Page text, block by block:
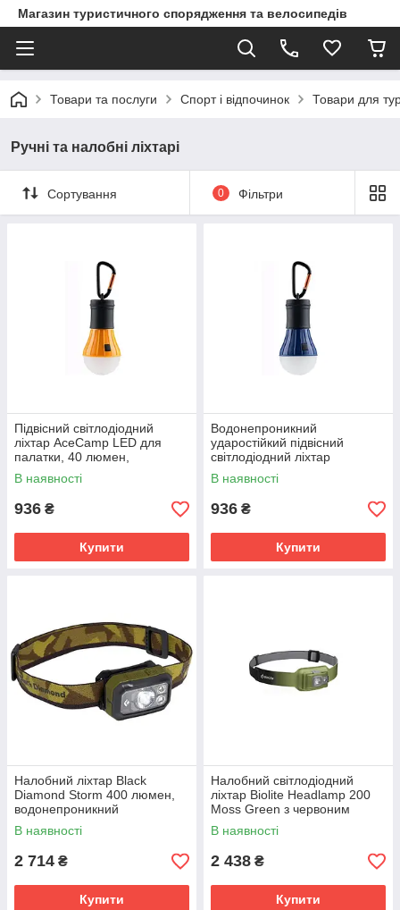
Магазин туристичного спорядження та велосипедів
Товари та послуги Спорт і відпочинок Товари для
Ручні та налобні ліхтарі
Сортування 0 Фільтри
Підвісний світлодіодний
ліхтар AceCamp LED для
палатки, 40 люмен,
оранжевий
В наявності
936 ₴
Купити
Водонепроникний
ударостійкий підвісний
світлодіодний ліхтар
AceCamp LED 40 лм з
карабіном і стробоскопом
В наявності
936 ₴
Купити
Налобний ліхтар Black
Diamond Storm 400 люмен,
водонепроникний
камуфляжний, легкий і
потужний.
В наявності
2 714 ₴
Купити
Налобний світлодіодний
ліхтар Biolite Headlamp 200
Moss Green з червоним
світлом і стробоскопом, USB
зарядка
В наявності
2 438 ₴
Купити